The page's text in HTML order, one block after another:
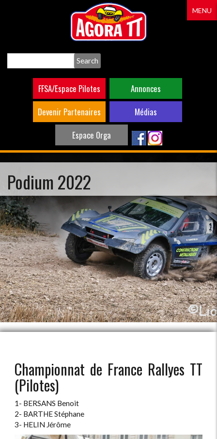
FFSA/Espace Pilotes
Annonces
Devenir Partenaires
Médias
Espace Orga
MENU
Podium 2022
Championnat de France Rallyes TT
(Pilotes)
1- BERSANS Benoit
2- BARTHE Stéphane
3- HELIN Jérôme